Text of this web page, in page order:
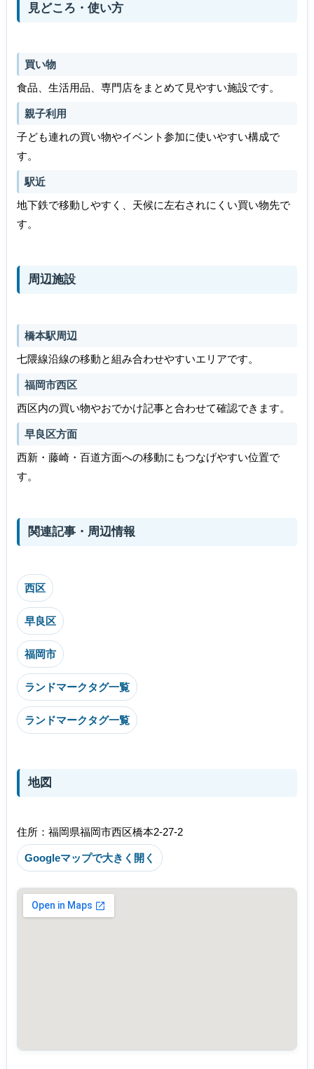
見どころ・使い方
買い物
食品、生活用品、専門店をまとめて見やすい施設です。
親子利用
子ども連れの買い物やイベント参加に使いやすい構成で
す。
駅近
地下鉄で移動しやすく、天候に左右されにくい買い物先で
す。
周辺施設
橋本駅周辺
七隈線沿線の移動と組み合わせやすいエリアです。
福岡市西区
西区内の買い物やおでかけ記事と合わせて確認できます。
早良区方面
西新・藤崎・百道方面への移動にもつなげやすい位置で
す。
関連記事・周辺情報
西区
早良区
福岡市
ランドマークタグ一覧
ランドマークタグ一覧
地図
住所：福岡県福岡市西区橋本2-27-2
Googleマップで大きく開く